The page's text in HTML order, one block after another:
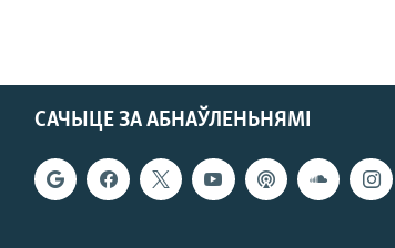
САЧЫЦЕ ЗА АБНАЎЛЕНЬНЯМІ